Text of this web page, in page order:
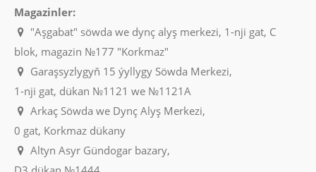
Magazinler:
"Aşgabat" söwda we dynç alyş merkezi, 1-nji gat, C
blok, magazin №177 "Korkmaz"
Garaşsyzlygyň 15 ýyllygy Söwda Merkezi,
1-nji gat, dükan №1121 we №1121A
Arkaç Söwda we Dynç Alyş Merkezi,
0 gat, Korkmaz dükany
Altyn Asyr Gündogar bazary,